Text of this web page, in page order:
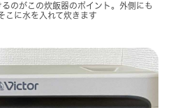
のがこの炊飯器のポイント。外側にも
こに水を入れて炊きます